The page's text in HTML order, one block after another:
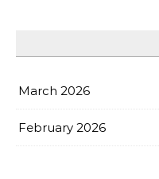
March 2026
February 2026